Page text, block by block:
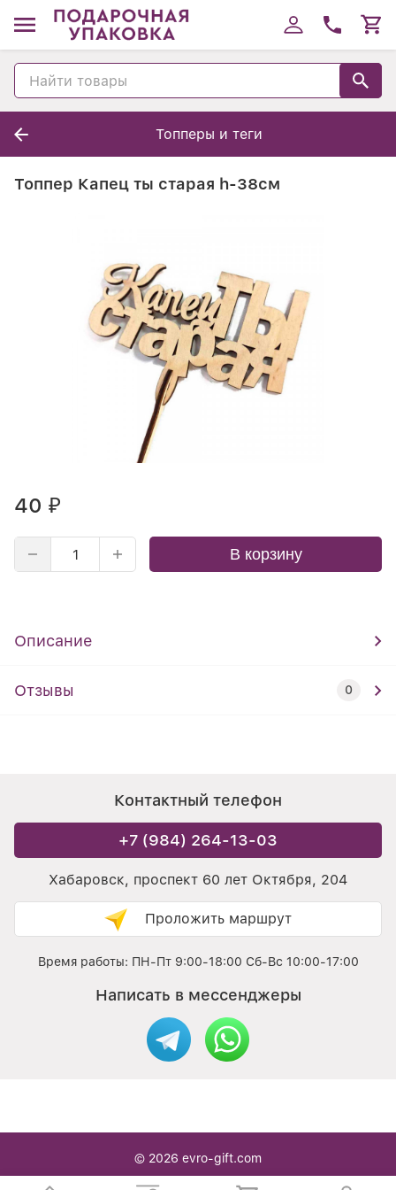
Топперы и теги
Топпер Капец ты старая h-38см
40 ₽
В корзину
Описание
Отзывы 0
Контактный телефон
+7 (984) 264-13-03
Хабаровск, проспект 60 лет Октября, 204
Проложить маршрут
Время работы: ПН-Пт 9:00-18:00 Сб-Вс 10:00-17:00
Написать в мессенджеры
© 2026 evro-gift.com